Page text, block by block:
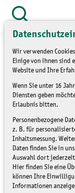
Wir verwenden
Einige von ihnen sind
Website und Ihre
Wenn Sie unter 16
Diensten geben
Erlaubnis bitten.
Personenbezogene
z. B. für
Inhaltsmessung.
Daten finden Sie in
Auswahl dort
Hier finden Sie eine
können Ihre
Informationen
Zum
Inhalt
springen
öffnen
Service »
»
Vortrag
Werner